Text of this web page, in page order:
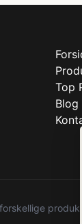
Top
Blog